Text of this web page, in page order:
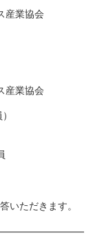
産業協会
産業協会
いただきます。